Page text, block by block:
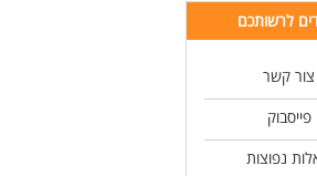
לרשותכם
צור קשר
פייסבוק
נפוצות